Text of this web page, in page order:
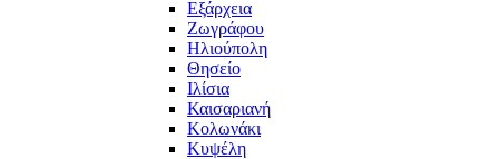
Εξάρχεια
Ζωγράφου
Ηλιούπολη
Θησείο
Ιλίσια
Καισαριανή
Κολωνάκι
Κυψέλη